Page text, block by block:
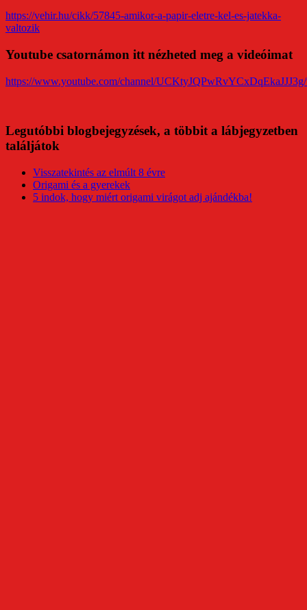
https://vehir.hu/cikk/57845-amikor-a-papir-eletre-kel-es-jatekka-
valtozik
Youtube csatornámon itt nézheted meg a videóimat
https://www.youtube.com/channel/
Legutóbbi blogbejegyzések, a többit a lábjegyzetben
találjátok
Visszatekintés az elmúlt 8 évre
Origami és a gyerekek
5 indok, hogy miért origami virágot adj ajándékba!